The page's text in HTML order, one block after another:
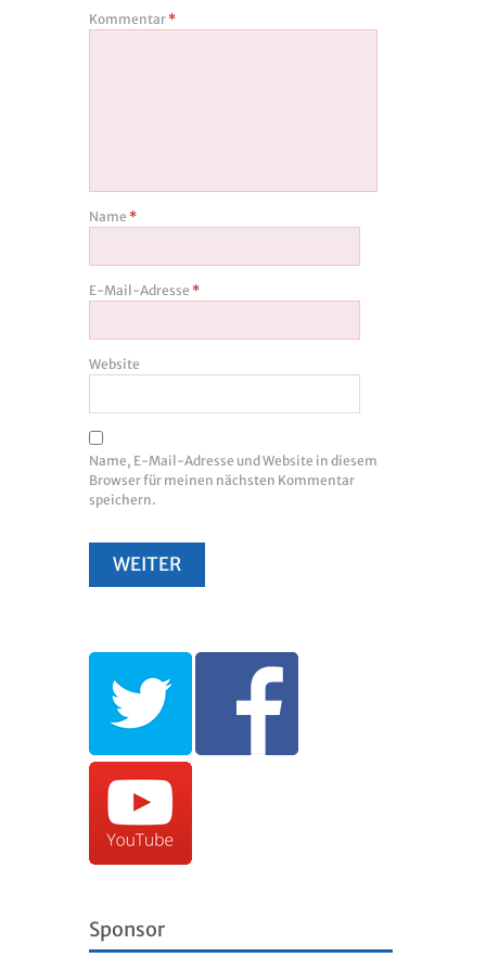
Kommentar *
Name *
E-Mail-Adresse *
Website
Name, E-Mail-Adresse und Website in diesem
Browser für meinen nächsten Kommentar
speichern.
Sponsor